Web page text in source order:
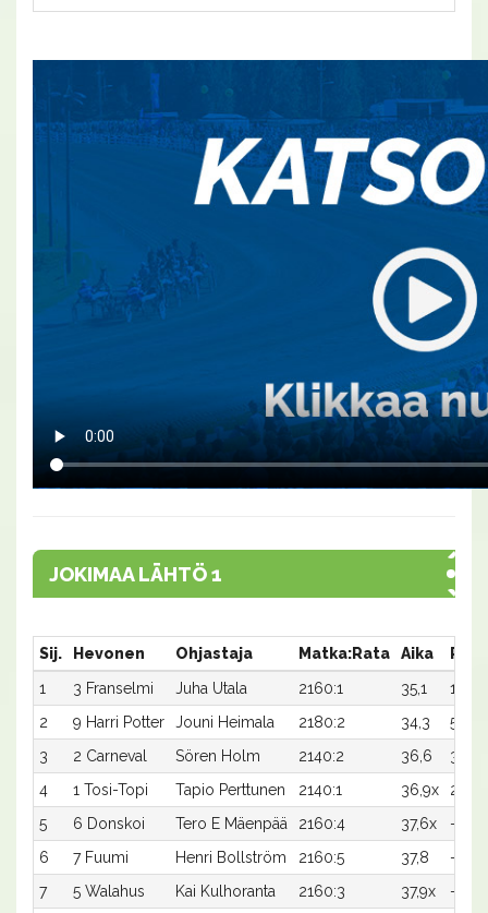
JOKIMAA LÄHTÖ 1
Sij. Hevonen Ohjastaja Matka:Rata Aika
1
3 Franselmi Juha Utala 2160:1 35,1
1
2
9 Harri Potter Jouni Heimala 2180:2 34,3
500
3
2 Carneval Sören Holm 2140:2 36,6
300
4
1 Tosi-Topi Tapio Perttunen 2140:1 36,9x
200
5
6 Donskoi Tero E Mäenpää 2160:4 37,6x
-
6
7 Fuumi Henri Bollström 2160:5 37,8
-
7
5 Walahus Kai Kulhoranta 2160:3 37,9x
-